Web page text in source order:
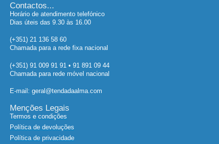
Contactos...
Horário de atendimento telefónico
Dias úteis das 9.30 às 16.00
(+351) 21 136 58 60
Chamada para a rede fixa nacional
(+351) 91 009 91 91 • 91 891 09 44
Chamada para rede móvel nacional
E-mail: geral@tendadaalma.com
Menções Legais
Termos e condições
Política de devoluções
Política de privacidade